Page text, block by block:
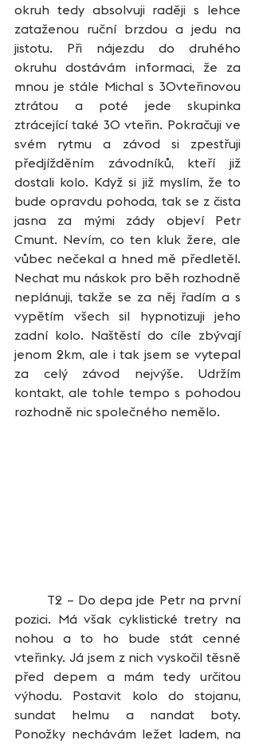
okruh tedy absolvuji raději s lehce
zataženou ruční brzdou a jedu na
jistotu. Při nájezdu do druhého
okruhu dostávám informaci, že za
mnou je stále Michal s 30vteřinovou
ztrátou a poté jede skupinka
ztrácející také 30 vteřin. Pokračuji ve
svém rytmu a závod si zpestřuji
předjížděním závodníků, kteří již
dostali kolo. Když si již myslím, že to
bude opravdu pohoda, tak se z čista
jasna za mými zády objeví Petr
Cmunt. Nevím, co ten kluk žere, ale
vůbec nečekal a hned mě předletěl.
Nechat mu náskok pro běh rozhodně
neplánuji, takže se za něj řadím a s
vypětím všech sil hypnotizuji jeho
zadní kolo. Naštěstí do cíle zbývají
jenom 2km, ale i tak jsem se vytepal
za celý závod nejvýše. Udržím
kontakt, ale tohle tempo s pohodou
rozhodně nic společného nemělo.
pozici. Má však cyklistické tretry na
nohou a to ho bude stát cenné
vteřinky. Já jsem z nich vyskočil těsně
před depem a mám tedy určitou
výhodu. Postavit kolo do stojanu,
sundat helmu a nandat boty.
Ponožky nechávám ležet ladem, na